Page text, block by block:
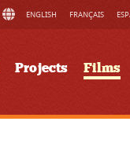
ENGLISH FRANÇAIS
Projects Films